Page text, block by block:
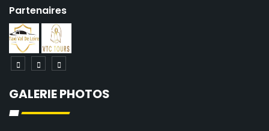
Partenaires
GALERIE PHOTOS